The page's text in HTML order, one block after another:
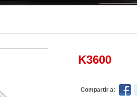
K3600
Compartir a: